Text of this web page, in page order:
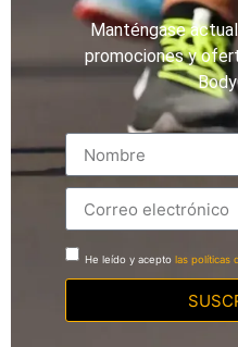
Manténgase
promociones y
He leído y acepto las políticas